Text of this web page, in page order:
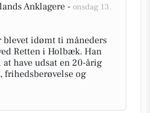
Anklagere - onsdag 13.
blevet idømt ti måneders
Retten i Holbæk. Han
have udsat en 20-årig
frihedsberøvelse og